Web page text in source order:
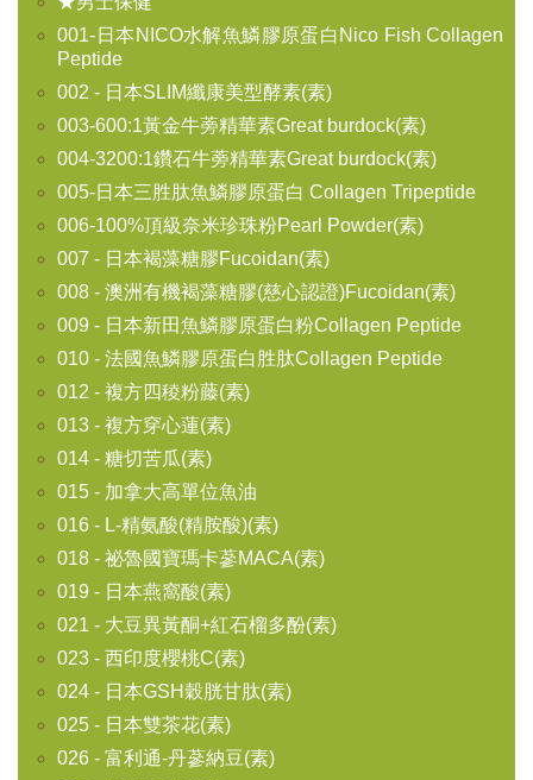
001-日本NICO水解魚鱗膠原蛋白Nico Fish Collagen
Peptide
002 - 日本SLIM纖康美型酵素(素)
003-600:1黃金牛蒡精華素Great burdock(素)
004-3200:1鑽石牛蒡精華素Great burdock(素)
005-日本三胜肽魚鱗膠原蛋白 Collagen Tripeptide
006-100%頂級奈米珍珠粉Pearl Powder(素)
007 - 日本褐藻糖膠Fucoidan(素)
008 - 澳洲有機褐藻糖膠(慈心認證)Fucoidan(素)
009 - 日本新田魚鱗膠原蛋白粉Collagen Peptide
010 - 法國魚鱗膠原蛋白胜肽Collagen Peptide
012 - 複方四稜粉藤(素)
013 - 複方穿心蓮(素)
014 - 糖切苦瓜(素)
015 - 加拿大高單位魚油
016 - L-精氨酸(精胺酸)(素)
018 - 祕魯國寶瑪卡蔘MACA(素)
019 - 日本燕窩酸(素)
021 - 大豆異黃酮+紅石榴多酚(素)
023 - 西印度櫻桃C(素)
024 - 日本GSH穀胱甘肽(素)
025 - 日本雙茶花(素)
026 - 富利通-丹蔘納豆(素)